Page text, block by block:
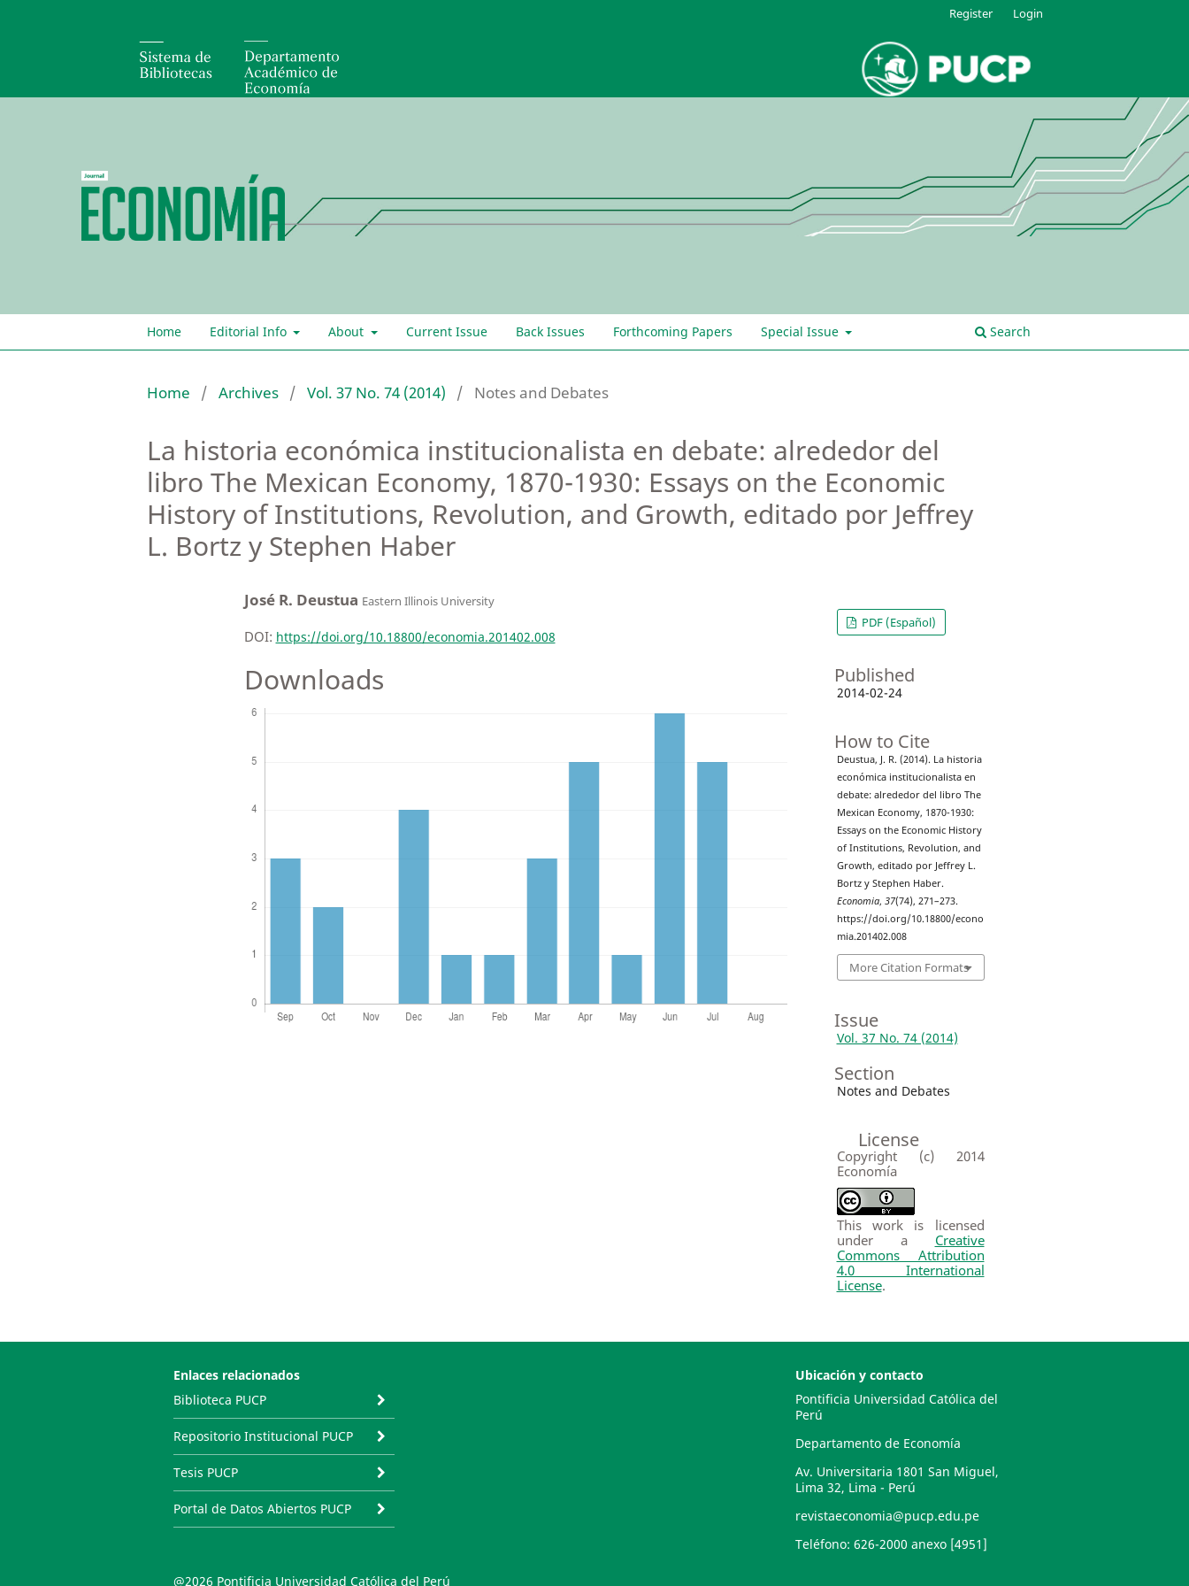
Home Editorial Info About Current Issue Back Issues Forthcoming Papers Special Issue Search
Register Login
Home / Archives / Vol. 37 No. 74 (2014) / Notes and Debates
La historia económica institucionalista en debate: alrededor del
libro The Mexican Economy, 1870-1930: Essays on the Economic
History of Institutions, Revolution, and Growth, editado por Jeffrey
L. Bortz y Stephen Haber
José R. Deustua Eastern Illinois University
DOI: https://doi.org/10.18800/economia.201402.008
Downloads
PDF (Español)
Published
2014-02-24
How to Cite
Deustua, J. R. (2014). La historia
económica institucionalista en
debate: alrededor del libro The
Mexican Economy, 1870-1930:
Essays on the Economic History
of Institutions, Revolution, and
Growth, editado por Jeffrey L.
Bortz y Stephen Haber.
Economia, 37(74), 271–273.
https://doi.org/10.18800/econo
mia.201402.008
More Citation Formats
Issue
Vol. 37 No. 74 (2014)
Section
Notes and Debates
License
Copyright (c) 2014
Economía
This work is licensed
under a Creative
Commons Attribution
4.0 International
License.
Enlaces relacionados
Biblioteca PUCP
Repositorio Institucional PUCP
Tesis PUCP
Portal de Datos Abiertos PUCP
Ubicación y contacto
Pontificia Universidad Católica del
Perú
Departamento de Economía
Av. Universitaria 1801 San Miguel,
Lima 32, Lima - Perú
revistaeconomia@pucp.edu.pe
Teléfono: 626-2000 anexo [4951]
@2026 Pontificia Universidad Católica del Perú